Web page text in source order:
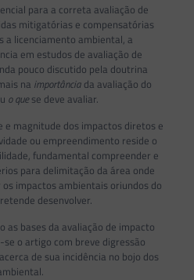
para a correta avaliação de
mitigatórias e compensatórias
a licenciamento ambiental, a
em estudos de avaliação de
pouco discutido pela doutrina
na importância da avaliação do
o quese deve avaliar.
e magnitude dos impactos diretos e
ou empreendimento reside o
fundamental compreender e
para delimitação da área onde
impactos ambientais oriundos do
desenvolver.
as bases da avaliação de impacto
se o artigo com breve digressão
de sua incidência no bojo dos